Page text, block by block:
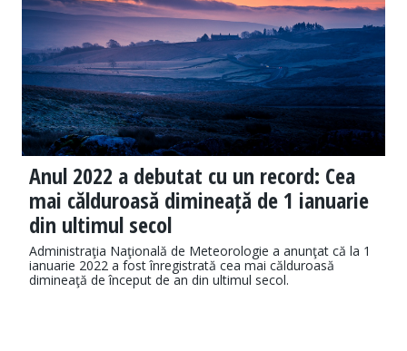
Anul 2022 a debutat cu un record: Cea
mai călduroasă dimineață de 1 ianuarie
din ultimul secol
Administraţia Naţională de Meteorologie a anunţat că la 1
ianuarie 2022 a fost înregistrată cea mai călduroasă
dimineaţă de început de an din ultimul secol.